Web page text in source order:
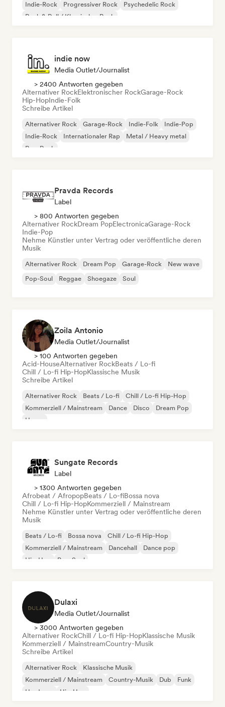
Indie-Rock
Progressiver Rock
Psychedelic Rock
Rock & Roll / Klassischer Rock
indie now
Media Outlet/Journalist
> 2400 Antworten gegeben
Alternativer RockElektronischer RockGarage-Rock
Hip-HopIndie-Folk
Schreibe Artikel
Alternativer Rock Garage-Rock Indie-Folk
Indie-Pop
Indie-Rock
Internationaler Rap
Metal / Heavy metal
Pop-Rock
Pravda Records
Label
> 800 Antworten gegeben
Alternativer RockDream PopElectronicaGarage-Rock
Indie-Pop
Nehme Künstler unter Vertrag oder veröffentliche deren
Musik
Alternativer Rock Dream Pop Garage-Rock
New wave
Pop-Soul
Reggae Shoegaze Soul
Zoila Antonio
Media Outlet/Journalist
> 100 Antworten gegeben
Acid-HouseAlternativer RockBeats / Lo-fi
Chill / Lo-fi Hip-HopKlassische Musik
Schreibe Artikel
Alternativer Rock Beats / Lo-fi
Chill / Lo-fi Hip-Hop
Kommerziell / Mainstream
Dance Disco
Dream Pop
House
Sungate Records
Label
> 1300 Antworten gegeben
Afrobeat / AfropopBeats / Lo-fiBossa nova
Chill / Lo-fi Hip-HopKommerziell / Mainstream
Nehme Künstler unter Vertrag oder veröffentliche deren
Musik
Beats / Lo-fi Bossa nova
Chill / Lo-fi Hip-Hop
Kommerziell / Mainstream
Dancehall
Dance pop
Hip-Hop
Pop-Soul
Dulaxi
Media Outlet/Journalist
> 3000 Antworten gegeben
Alternativer RockChill / Lo-fi Hip-HopKlassische Musik
Kommerziell / MainstreamCountry-Musik
Schreibe Artikel
Alternativer Rock
Klassische Musik
Kommerziell / Mainstream
Country-Musik Dub
Funk
Hardcore
Hip-Hop